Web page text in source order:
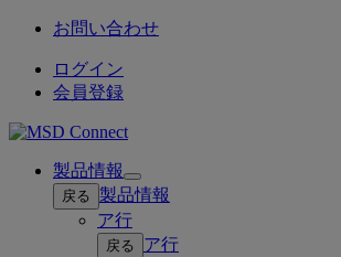
お問い合わせ
ログイン
会員登録
製品情報
Open
submenu
戻る 製品情報
ア行
戻る
ア行